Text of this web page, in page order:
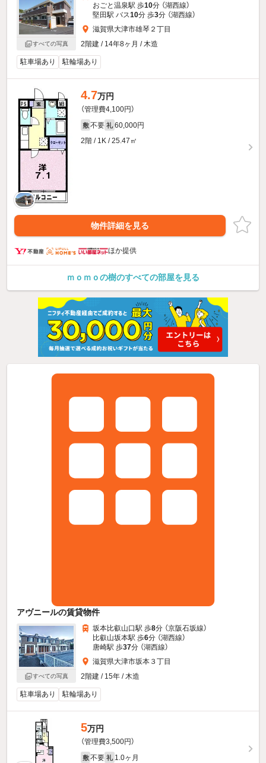
すべての写真
おごと温泉駅 歩10分 （湖西線）
堅田駅 バス10分 歩3分 （湖西線）
滋賀県大津市雄琴２丁目
2階建 / 14年8ヶ月 / 木造
駐車場あり 駐輪場あり
4.7万円
（管理費4,100円）
敷 不要 礼 60,000円
2階 / 1K / 25.47㎡
物件詳細を見る
ほか提供
ｍｏｍｏの樹のすべての部屋を見る
アヴニールの賃貸物件
すべての写真
坂本比叡山口駅 歩8分 （京阪石坂線）
比叡山坂本駅 歩6分 （湖西線）
唐崎駅 歩37分 （湖西線）
滋賀県大津市坂本３丁目
2階建 / 15年 / 木造
駐車場あり 駐輪場あり
5万円
（管理費3,500円）
敷 不要 礼 1.0ヶ月